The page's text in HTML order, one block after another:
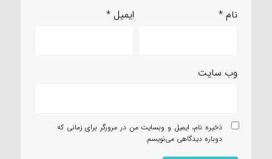
نام* ایمیل*
وب‌ سایت
ذخیره نام، ایمیل و وبسایت من در مرورگر برای زمانی که
دوباره دیدگاهی می‌نویسم.